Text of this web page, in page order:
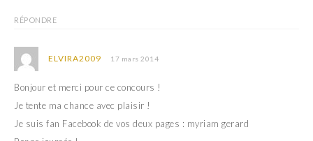
RÉPONDRE
ELVIRA2009 17 mars 2014
Bonjour et merci pour ce concours !
Je tente ma chance avec plaisir !
Je suis fan Facebook de vos deux pages : myriam gerard